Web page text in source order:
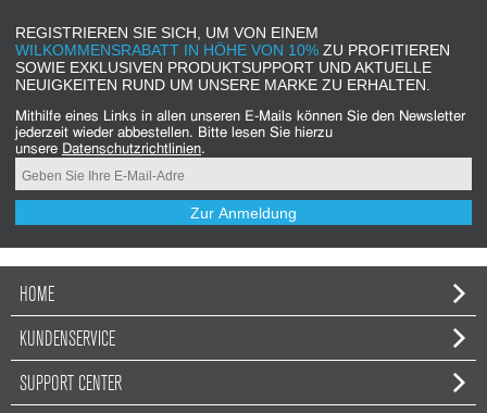
REGISTRIEREN SIE SICH, UM VON EINEM
WILKOMMENSRABATT IN HÖHE VON 10% ZU PROFITIEREN
SOWIE EXKLUSIVEN PRODUKTSUPPORT UND AKTUELLE
NEUIGKEITEN RUND UM UNSERE MARKE ZU ERHALTEN.
Mithilfe eines Links in allen unseren E-Mails können Sie den Newsletter
jederzeit wieder abbestellen. Bitte lesen Sie hierzu
unsere Datenschutzrichtlinien.
Zur Anmeldung
HOME
KUNDENSERVICE
SUPPORT CENTER